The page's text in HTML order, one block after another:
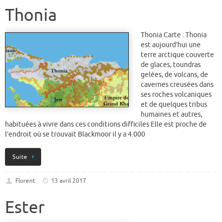
Thonia
Thonia Carte : Thonia
est aujourd’hui une
terre arctique couverte
de glaces, toundras
gelées, de volcans, de
cavernes creusées dans
ses roches volcaniques
et de quelques tribus
humaines et autres,
habituées à vivre dans ces conditions difficiles Elle est proche de
l’endroit où se trouvait Blackmoor il y a 4.000
Suite
Florent 13 avril 2017
Ester